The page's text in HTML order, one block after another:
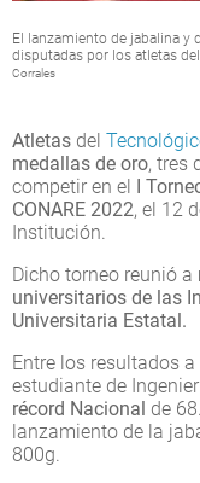
El lanzamiento de jabalina y
disputadas por los atletas
Corrales
Atletas del
medallas de oro, tres
competir en el I
CONARE 2022, el 12
Institución.
Dicho torneo reunió a
universitarios de las
Universitaria Estatal.
Entre los resultados
estudiante de
récord Nacional de
lanzamiento de la
800g.